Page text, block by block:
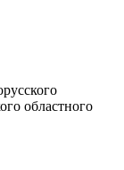
областного